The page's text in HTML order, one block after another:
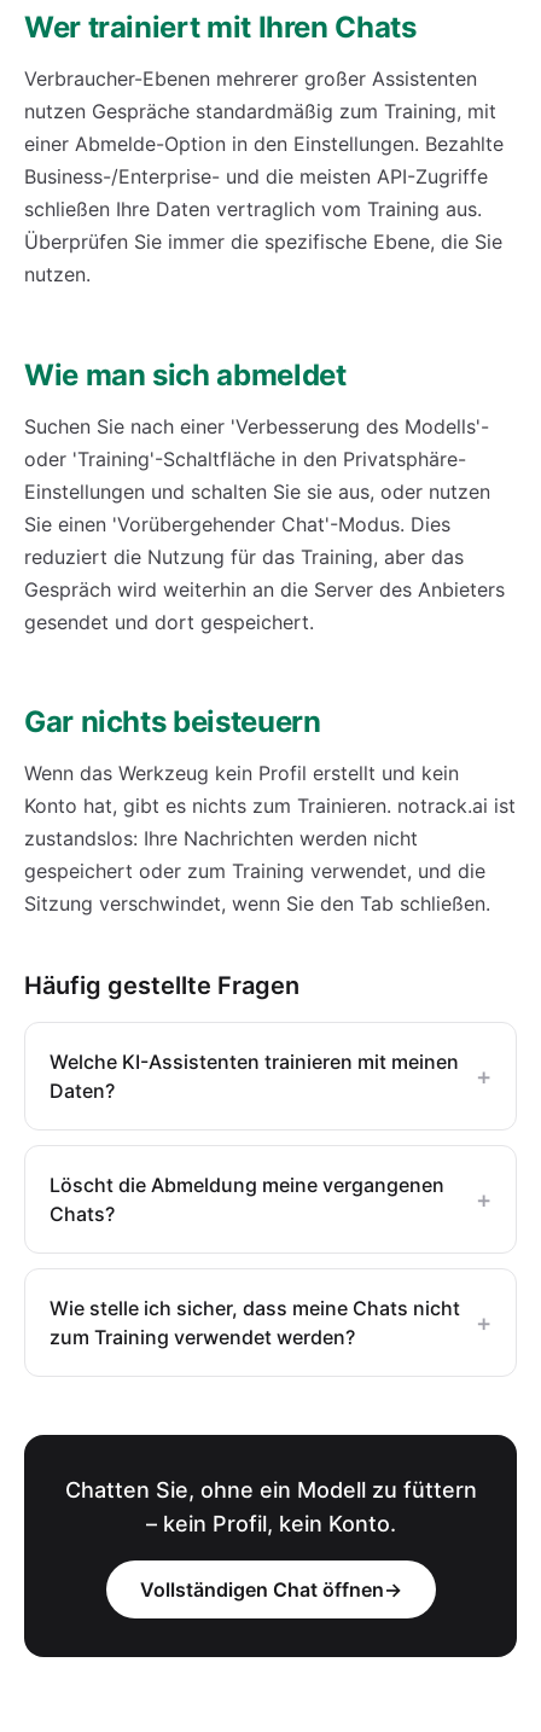
Wer trainiert mit Ihren Chats
Verbraucher-Ebenen mehrerer großer Assistenten
nutzen Gespräche standardmäßig zum Training, mit
einer Abmelde-Option in den Einstellungen. Bezahlte
Business-/Enterprise- und die meisten API-Zugriffe
schließen Ihre Daten vertraglich vom Training aus.
Überprüfen Sie immer die spezifische Ebene, die Sie
nutzen.
Wie man sich abmeldet
Suchen Sie nach einer 'Verbesserung des Modells'-
oder 'Training'-Schaltfläche in den Privatsphäre-
Einstellungen und schalten Sie sie aus, oder nutzen
Sie einen 'Vorübergehender Chat'-Modus. Dies
reduziert die Nutzung für das Training, aber das
Gespräch wird weiterhin an die Server des Anbieters
gesendet und dort gespeichert.
Gar nichts beisteuern
Wenn das Werkzeug kein Profil erstellt und kein
Konto hat, gibt es nichts zum Trainieren. notrack.ai ist
zustandslos: Ihre Nachrichten werden nicht
gespeichert oder zum Training verwendet, und die
Sitzung verschwindet, wenn Sie den Tab schließen.
Häufig gestellte Fragen
Welche KI-Assistenten trainieren mit meinen
Daten?
+
Löscht die Abmeldung meine vergangenen
Chats?
+
Wie stelle ich sicher, dass meine Chats nicht
zum Training verwendet werden?
+
Chatten Sie, ohne ein Modell zu füttern
– kein Profil, kein Konto.
Vollständigen Chat öffnen→